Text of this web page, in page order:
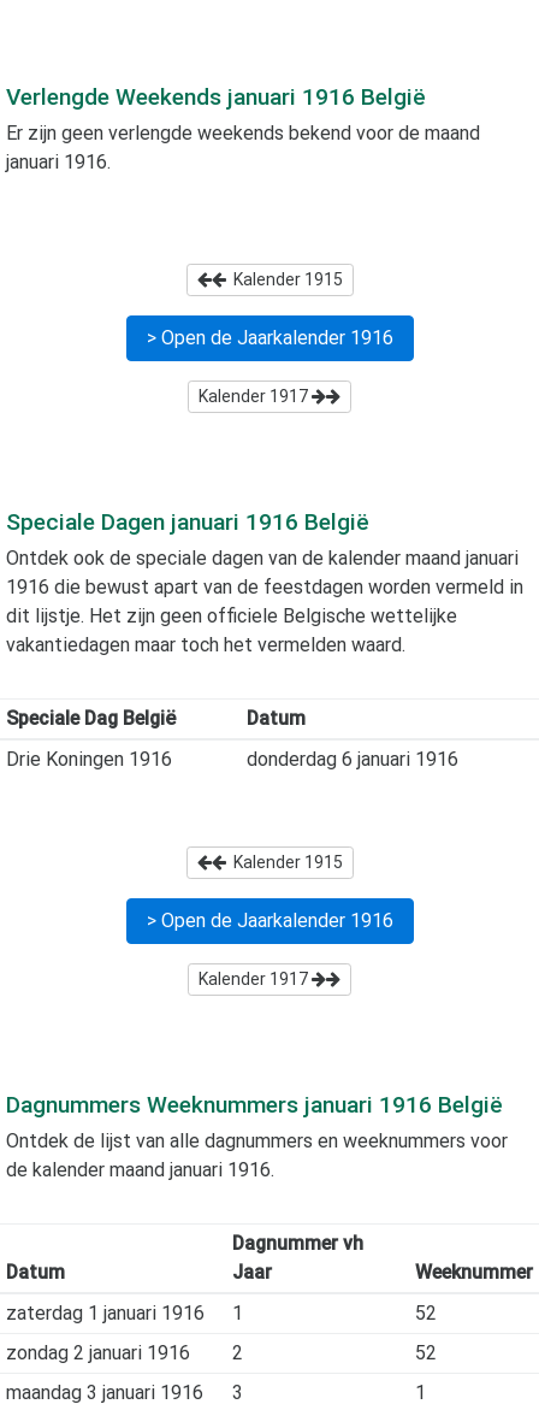
Verlengde Weekends januari 1916 België
Er zijn geen verlengde weekends bekend voor de maand
januari 1916.
Kalender 1915
> Open de Jaarkalender 1916
Kalender 1917
Speciale Dagen januari 1916 België
Ontdek ook de speciale dagen van de kalender maand januari
1916 die bewust apart van de feestdagen worden vermeld in
dit lijstje. Het zijn geen officiele Belgische wettelijke
vakantiedagen maar toch het vermelden waard.
Speciale Dag België
Datum
Drie Koningen 1916
donderdag 6 januari 1916
Kalender 1915
> Open de Jaarkalender 1916
Kalender 1917
Dagnummers Weeknummers januari 1916 België
Ontdek de lijst van alle dagnummers en weeknummers voor
de kalender maand januari 1916.
Datum
Dagnummer vh
Jaar
Weeknummer
zaterdag 1 januari 1916
1
52
zondag 2 januari 1916
2
52
maandag 3 januari 1916
3
1